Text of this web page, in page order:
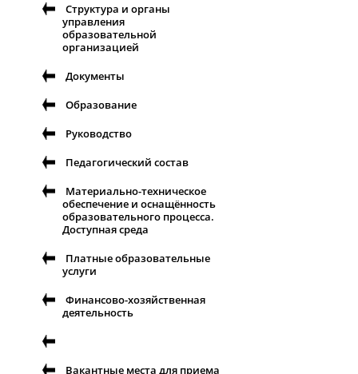
Структура и органы
управления
образовательной
организацией
Документы
Образование
Руководство
Педагогический состав
Материально-техническое
обеспечение и оснащённость
образовательного процесса.
Доступная среда
Платные образовательные
услуги
Финансово-хозяйственная
деятельность
Вакантные места для приема